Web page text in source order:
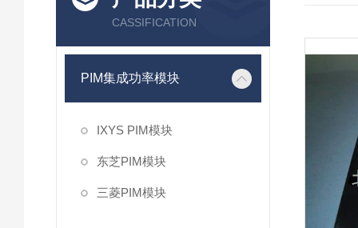
CASSIFICATION
PIM集成功率模块
IXYS PIM模块
东芝PIM模块
三菱PIM模块